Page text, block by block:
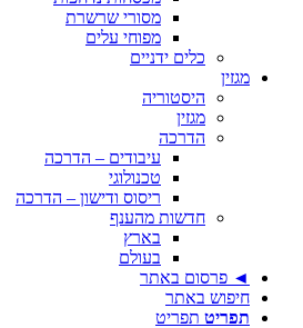
מסורי שרשרת
מפוחי עלים
כלים ידניים
מגזין
היסטוריה
מגזין
הדרכה
עיבודים – הדרכה
טכנולוגי
ריסוס ודישון – הדרכה
חדשות מהענף
בארץ
בעולם
◄ פרסום באתר
חיפוש באתר
תפריט תפריט